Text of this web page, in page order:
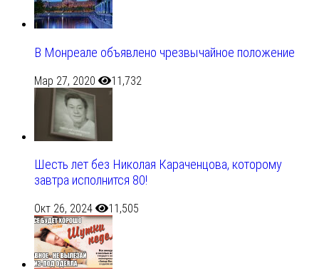
В Монреале объявлено чрезвычайное положение
Мар 27, 2020 11,732
Шесть лет без Николая Караченцова, которому
завтра исполнится 80!
Окт 26, 2024 11,505